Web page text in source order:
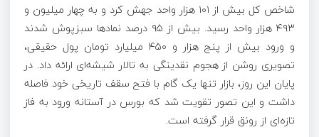
شاخص کل بیش از ۱۰۱ هزار واحد جهش کرد و به چهار میلیون و
۴۹۳ هزار واحد رسید. بیش از ۹۵ درصد نمادها سبزپوش شدند
و ورود بیش از پنج هزار و ۴۵۰ میلیارد تومان پول حقیقی،
تصویری روشن از هجوم نقدینگی به تالار شیشه‌ای ارائه داد. در
پایان این روز، بازار تنها یک گام با فتح سقف تاریخی خود فاصله
داشت و این تصور تقویت شد که بورس در آستانه ورود به فاز
تازه‌ای از رونق قرار گرفته است.